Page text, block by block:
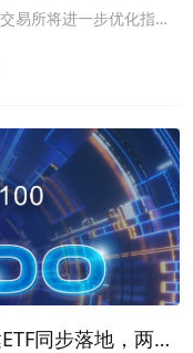
易所将进一步优化指定
指数期货(不包括恒生生
息累计指数期货；恒生
企业指数期货。为确保
短，以及该等合约价格
20日举行实习环节，以
习环节的交易所参与者
。
同步落地，两地